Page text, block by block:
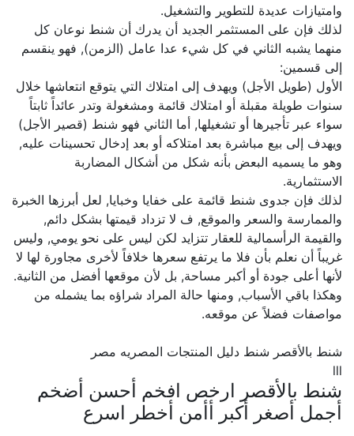
وامتيازات عديدة للتطوير والتشغيل.
لذلك فإن على المستثمر الجديد أن يدرك أن شنط نوعان كل
منهما يشبه الثاني في كل شيء عدا عامل (الزمن), فهو ينقسم
إلى قسمين:
الأول (طويل الأجل) ويهدف إلى امتلاك التي يتوقع انتعاشها خلال
سنوات طويلة مقبلة أو امتلاك قائمة ومشغولة وتدر عائداً ثابتاً
سواء عبر تأجيرها أو تشغيلها, أما الثاني فهو شنط (قصير الأجل)
ويهدف إلى بيع مباشرة بعد امتلاكه أو بعد إدخال تحسينات عليه,
وهو ما يسميه البعض بأنه شكل من أشكال المضاربة
الاستثمارية.
لذلك فإن جدوى شنط قائمة على خفايا وخبايا, لعل أبرزها الخبرة
والممارسة والسعر والموقع, ف لا تزداد قيمتها بشكل دائم,
والقيمة الرأسمالية للعقار تتزايد لكن ليس على نحو يومي, وليس
غريباً أن نعلم بأن فلا ما يرتفع سعرها خلافاً لأخرى مجاورة لها لا
لأنها أعلى جودة أو أكبر مساحة, بل لأن موقعها أفضل من الثانية.
وهكذا باقي الأسباب, ومنها حالة المراد شراؤه بما يشمله من
مواصفات فضلاً عن موقعه.
شنط بالأقصر شنط دليل المنتجات المصريه مصر
شنط بالأقصر ارخص افخم أحسن أضخم
أجمل أصغر أكبر أأمن أخطر اسرع